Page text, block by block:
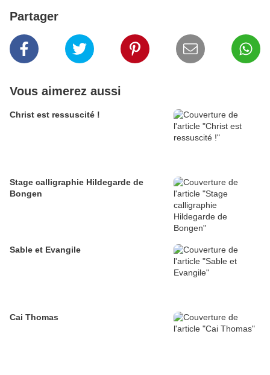
Partager
Vous aimerez aussi
Christ est ressuscité !
Stage calligraphie Hildegarde de
Bongen
Sable et Evangile
Cai Thomas